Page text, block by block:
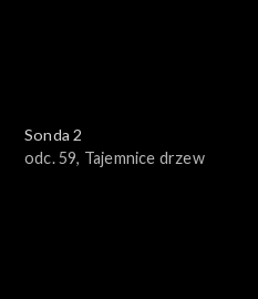
Sonda 2
odc. 59, Tajemnice drzew